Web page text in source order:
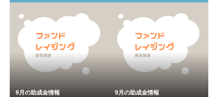
9月の助成金情報 9月の助成金情報